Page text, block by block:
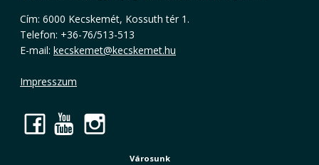
Cím: 6000 Kecskemét, Kossuth tér 1.
Telefon: +36-76/513-513
E-mail: kecskemet@kecskemet.hu
Impresszum
Facebook
YouTube
Városunk